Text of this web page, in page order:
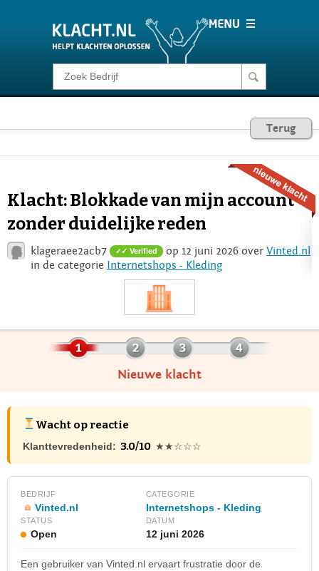
Klacht melden
Consumentenrecht
Voor Bedrijven
Login
Terug
Klacht: Blokkade van mijn account
zonder duidelijke reden
klageraee2acb7 ✓ Verified op 12 juni 2026 overVinted.nl
in de categorie Internetshops - Kleding
Nieuwe klacht
Wacht op reactie
Klanttevredenheid: 3.0/10 ★★☆☆☆
BEDRIJF
Vinted.nl
CATEGORIE
Internetshops - Kleding
STATUS
Open
DATUM
12 juni 2026
Een gebruiker van Vinted.nl ervaart frustratie door de